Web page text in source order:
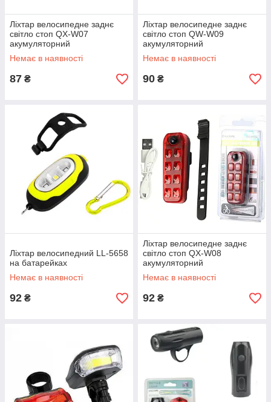
Ліхтар велосипедне заднє
світло стоп QX-W07
акумуляторний
Немає в наявності
87 ₴
Ліхтар велосипедне заднє
світло стоп QW-W09
акумуляторний
Немає в наявності
90 ₴
Ліхтар велосипедний LL-5658
на батарейках
Немає в наявності
92 ₴
Ліхтар велосипедне заднє
світло стоп QX-W08
акумуляторний
Немає в наявності
92 ₴